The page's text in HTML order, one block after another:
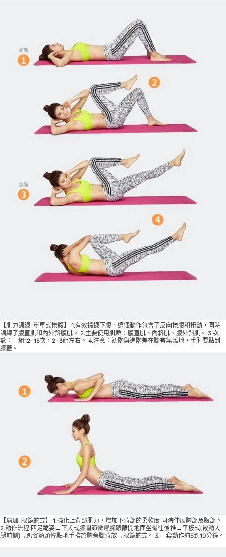
【肌力訓練-單車式捲腹】 1.有效鍛鍊下腹，這個動作包含了反向捲腹和扭動，同時
訓練了腹直肌和內外斜腹肌。 2.主要使用肌群：腹直肌、內斜肌、腹外斜肌。 3.次
數：一組12~15次，2~3組左右。 4.注意：初階與進階差在腳有無離地，手肘要點到
膝蓋。
【瑜珈-眼鏡蛇式】 1.強化上背部肌力，增加下背部的柔軟度 同時伸展胸部及腹部。
2.動作流程:四足跪姿→下犬式膝關節微彎腳跟離開地面坐骨往後推→平板式(啟動大
腿前側)→趴姿額頭輕點地手撐於胸旁腳背放→眼鏡蛇式。 3.一套動作約5到10分鐘。